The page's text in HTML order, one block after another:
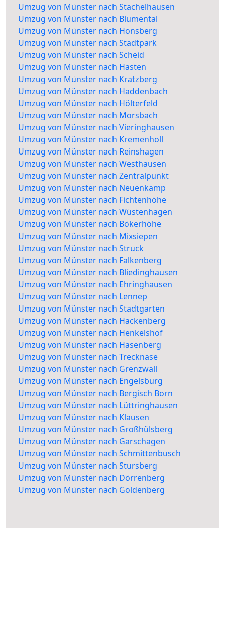
Umzug von Münster nach Stachelhausen
Umzug von Münster nach Blumental
Umzug von Münster nach Honsberg
Umzug von Münster nach Stadtpark
Umzug von Münster nach Scheid
Umzug von Münster nach Hasten
Umzug von Münster nach Kratzberg
Umzug von Münster nach Haddenbach
Umzug von Münster nach Hölterfeld
Umzug von Münster nach Morsbach
Umzug von Münster nach Vieringhausen
Umzug von Münster nach Kremenholl
Umzug von Münster nach Reinshagen
Umzug von Münster nach Westhausen
Umzug von Münster nach Zentralpunkt
Umzug von Münster nach Neuenkamp
Umzug von Münster nach Fichtenhöhe
Umzug von Münster nach Wüstenhagen
Umzug von Münster nach Bökerhöhe
Umzug von Münster nach Mixsiepen
Umzug von Münster nach Struck
Umzug von Münster nach Falkenberg
Umzug von Münster nach Bliedinghausen
Umzug von Münster nach Ehringhausen
Umzug von Münster nach Lennep
Umzug von Münster nach Stadtgarten
Umzug von Münster nach Hackenberg
Umzug von Münster nach Henkelshof
Umzug von Münster nach Hasenberg
Umzug von Münster nach Trecknase
Umzug von Münster nach Grenzwall
Umzug von Münster nach Engelsburg
Umzug von Münster nach Bergisch Born
Umzug von Münster nach Lüttringhausen
Umzug von Münster nach Klausen
Umzug von Münster nach Großhülsberg
Umzug von Münster nach Garschagen
Umzug von Münster nach Schmittenbusch
Umzug von Münster nach Stursberg
Umzug von Münster nach Dörrenberg
Umzug von Münster nach Goldenberg